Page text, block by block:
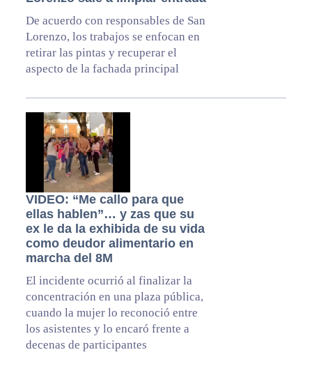
De acuerdo con responsables de San
Lorenzo, los trabajos se enfocan en
retirar las pintas y recuperar el
aspecto de la fachada principal
VIDEO: “Me callo para que
ellas hablen”… y zas que su
ex le da la exhibida de su vida
como deudor alimentario en
marcha del 8M
El incidente ocurrió al finalizar la
concentración en una plaza pública,
cuando la mujer lo reconoció entre
los asistentes y lo encaró frente a
decenas de participantes